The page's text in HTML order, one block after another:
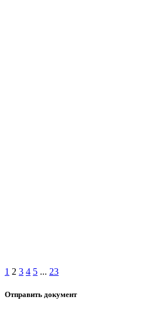
1 2 3 4 5 ... 23
Отправить документ